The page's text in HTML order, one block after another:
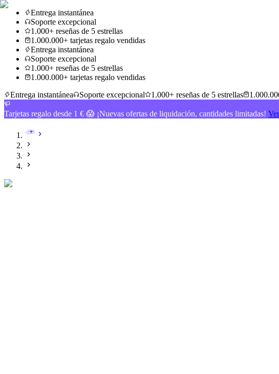
Entrega instantánea
Soporte excepcional
1.000+ reseñas de 5 estrellas
1.000.000+ tarjetas regalo vendidas
Entrega instantánea
Soporte excepcional
1.000+ reseñas de 5 estrellas
1.000.000+ tarjetas regalo vendidas
Entrega instantánea
Soporte excepcional 1.000+ reseñas de 5 estrellas
Tarjetas regalo desde 1 € 😱 ¡Nuevas ofertas de liquidación, cantidades limitadas!